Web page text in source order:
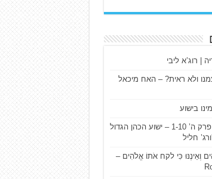
| רוג’א ליבי
6 – למה צמנו ולא ראית? – האח מיכאל
בישוע
דרשה על אל העברים פרק ה’ 1-10 – ישוע הכהן הגדול
חליל
וְאֵינֶנּוּ כִּי לקח אֹתוֹ אֱלֹהִים –